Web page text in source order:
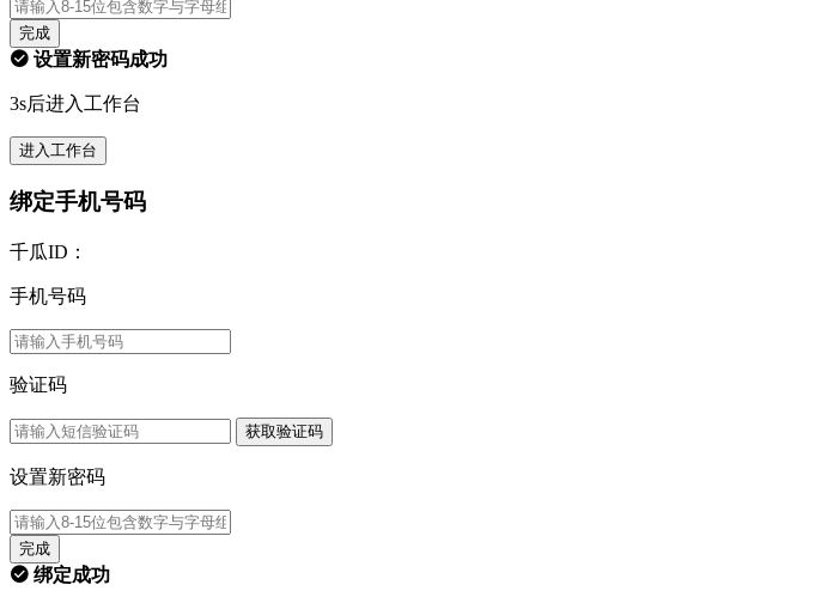
完成
设置新密码成功
3s后进入工作台
进入工作台
绑定手机号码
千瓜ID：
手机号码
验证码
获取验证码
设置新密码
完成
绑定成功